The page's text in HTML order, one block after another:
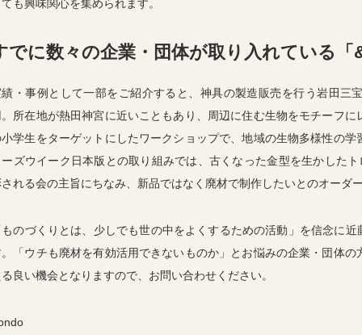
も興味関心を集められます。
でに数々の企業・団体が取り入れている「
・事例として一部をご紹介すると、神具の製造販売を行う岩田三
所在地が熱田神宮に近いこともあり、周辺に住む生物をモチーフ
学生をターゲットにしたワークショップで、地域の生物多様性の
ズウイーク日本版との取り組みでは、古くなった金型を生かした
れる会の主旨にちなみ、新品ではなく廃材で制作したいとのオーダ
のづくりとは、少しでも世の中をよくするための活動」を信念に
「ウチも廃材を有効活用できないものか」とお悩みの企業・団体
良い機会となりますので、お問い合わせください。